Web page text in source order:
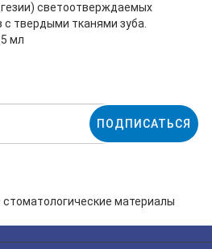
светоотверждаемых
твердыми тканями зуба.
мл
ПОДПИСАТЬСЯ